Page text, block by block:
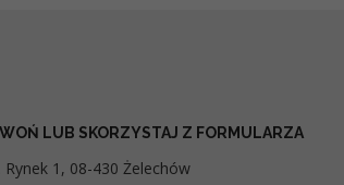
LUB SKORZYSTAJ Z FORMULARZA
Rynek 1, 08-430 Żelechów